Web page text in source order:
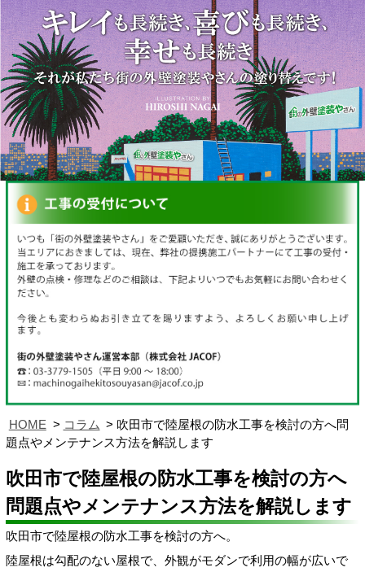
HOME コラム
吹田市で陸屋根の防水工事を検討の方へ問
題点やメンテナンス方法を解説します
吹田市で陸屋根の防水工事を検討の方へ
問題点やメンテナンス方法を解説します
吹田市で陸屋根の防水工事を検討の方へ。
陸屋根は勾配のない屋根で、外観がモダンで利用の幅が広いで